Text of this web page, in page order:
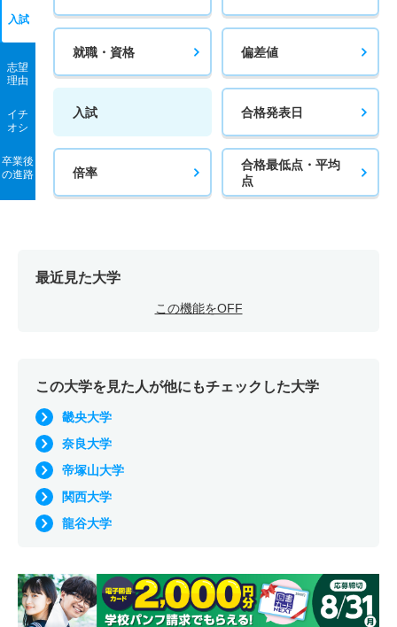
入試
志望
理由
イチ
オシ
卒業後
の進路
就職・資格 偏差値
入試 合格発表日
倍率
合格最低点・平均
点
最近見た大学
この機能をOFF
この大学を見た人が他にもチェックした大学
畿央大学
奈良大学
帝塚山大学
関西大学
龍谷大学